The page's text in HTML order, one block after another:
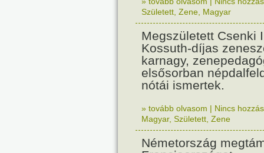
Született Zene Magyar
Megszületett Csenki
Kossuth-díjas
karnagy,
elsősorban
nótái ismertek.
» tovább olvasom | Nincs
Magyar, Született Zene
Németország